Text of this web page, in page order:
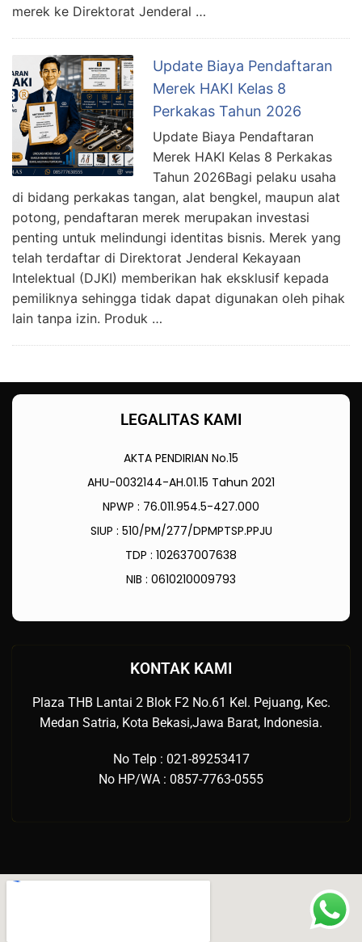
merek ke Direktorat Jenderal …
Update Biaya Pendaftaran
Merek HAKI Kelas 8
Perkakas Tahun 2026
Update Biaya Pendaftaran
Merek HAKI Kelas 8 Perkakas
Tahun 2026Bagi pelaku usaha
di bidang perkakas tangan, alat bengkel, maupun alat
potong, pendaftaran merek merupakan investasi
penting untuk melindungi identitas bisnis. Merek yang
telah terdaftar di Direktorat Jenderal Kekayaan
Intelektual (DJKI) memberikan hak eksklusif kepada
pemiliknya sehingga tidak dapat digunakan oleh pihak
lain tanpa izin. Produk …
LEGALITAS KAMI
AKTA PENDIRIAN No.15
AHU-0032144-AH.01.15 Tahun 2021
NPWP : 76.011.954.5-427.000
SIUP : 510/PM/277/DPMPTSP.PPJU
TDP : 102637007638
NIB : 0610210009793
KONTAK KAMI
Plaza THB Lantai 2 Blok F2 No.61 Kel. Pejuang, Kec.
Medan Satria, Kota Bekasi,Jawa Barat, Indonesia.
No Telp : 021-89253417
No HP/WA : 0857-7763-0555